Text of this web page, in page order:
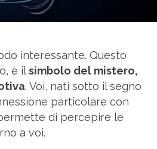
interessante. Questo
è ilsimbolo del mistero,
. Voi, nati sotto il segno
particolare con
di percepire le
a voi.